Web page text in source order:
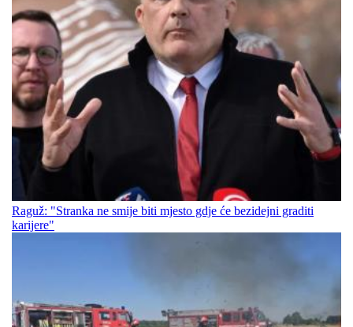
Raguž: "Stranka ne smije biti mjesto gdje će bezidejni graditi
karijere"